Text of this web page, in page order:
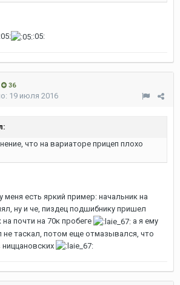
:05: :05:
36
19 июля 2016
что на вариаторе прицеп плохо
есть яркий пример: начальник на
ну и че, пиздец подшибнику пришел
почти на 70к пробеге
а я ему
не таскал, потом еще отмазывался, что